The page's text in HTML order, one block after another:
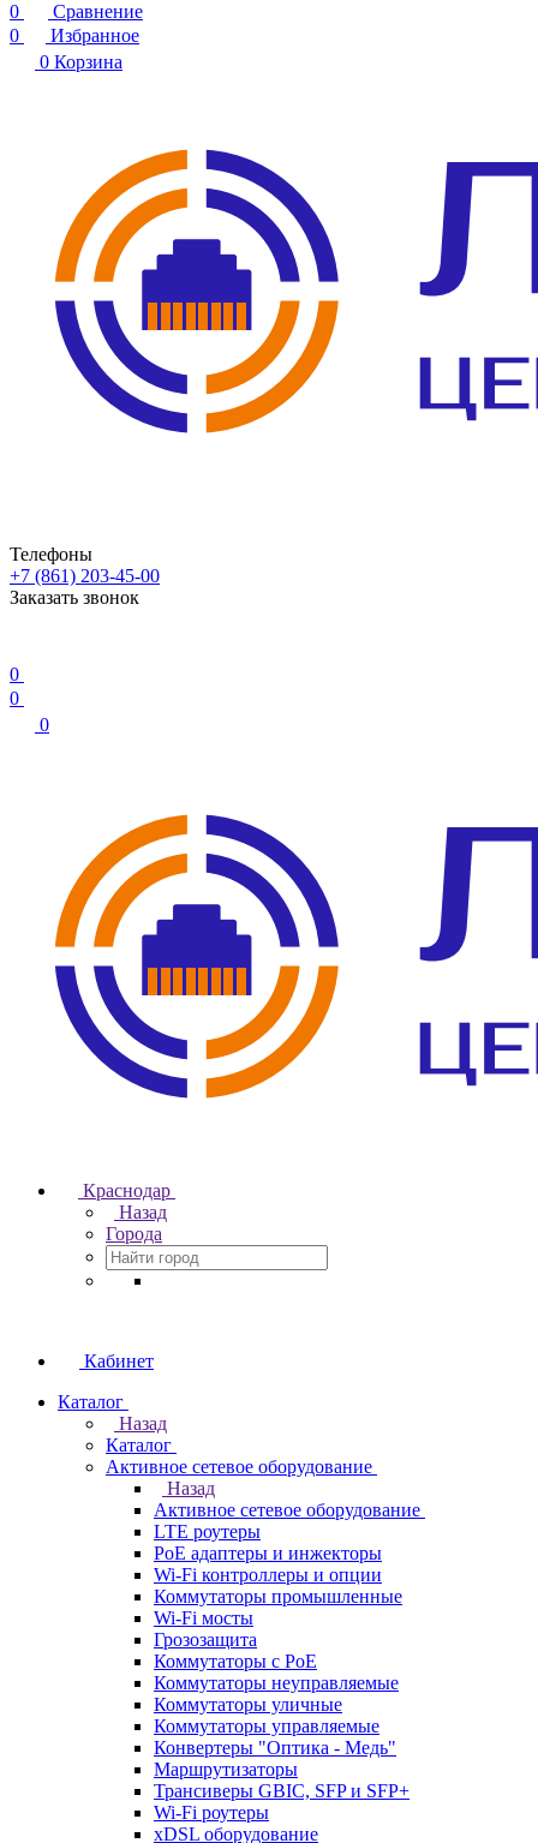
0
Сравнение
0
Избранное
0 Корзина
Телефоны
+7 (861) 203-45-00
Заказать звонок
0
0
0
Краснодар
Назад
Города
Кабинет
Каталог
Назад
Каталог
Активное сетевое оборудование
Назад
Активное сетевое оборудование
LTE роутеры
PoE адаптеры и инжекторы
Wi-Fi контроллеры и опции
Коммутаторы промышленные
Wi-Fi мосты
Грозозащита
Коммутаторы c PoE
Коммутаторы неуправляемые
Коммутаторы уличные
Коммутаторы управляемые
Конвертеры "Оптика - Медь"
Маршрутизаторы
Трансиверы GBIC, SFP и SFP+
Wi-Fi роутеры
xDSL оборудование